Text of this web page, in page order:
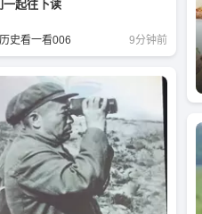
一起往下读
历史看一看006 9分钟前